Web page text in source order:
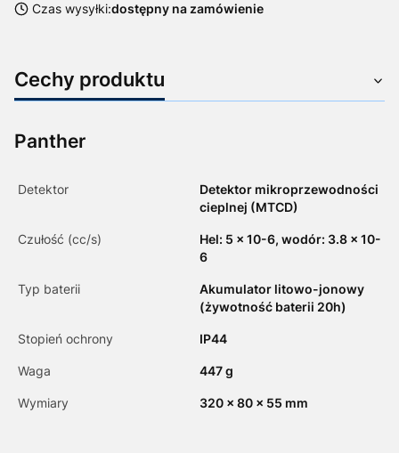
Czas wysyłki:dostępny na zamówienie
Cechy produktu
Panther
Detektor
Detektor mikroprzewodności
cieplnej (MTCD)
Czułość (cc/s)
Hel: 5 x 10-6, wodór: 3.8 x 10-
6
Typ baterii
Akumulator litowo-jonowy
(żywotność baterii 20h)
Stopień ochrony IP44
Waga 447 g
Wymiary 320 x 80 x 55 mm